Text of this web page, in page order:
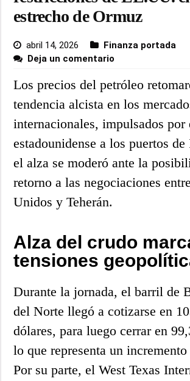
estrecho de Ormuz
abril 14, 2026
Finanza portada
Deja un comentario
Los precios del petróleo
tendencia alcista en los
internacionales, impulsados por
estadounidense a los puertos de
el alza se moderó ante la
retorno a las negociaciones
Unidos y Teherán.
Alza del crudo
tensiones
Durante la jornada, el barril de
del Norte llegó a cotizarse en
dólares, para luego cerrar en
lo que representa un
Por su parte, el West Texas